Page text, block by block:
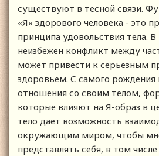
существуют в тесной связи.
«Я» здорового человека - это
принципа удовольствия тела.
неизбежен конфликт между
может привести к серьезным
здоровьем. С самого
отношения со своим телом,
которые влияют на Я-образ в
тело дает возможность
окружающим миром, чтобы
представлять себя, в том